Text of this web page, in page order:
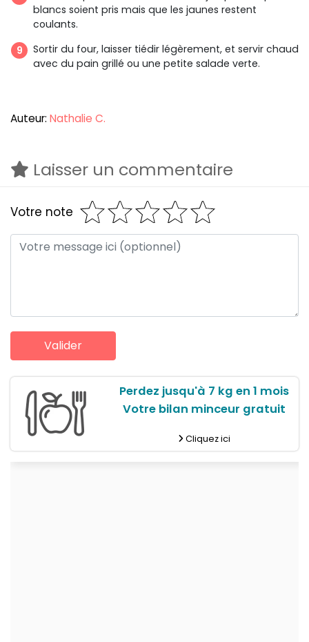
blancs soient pris mais que les jaunes restent
coulants.
Sortir du four, laisser tiédir légèrement, et servir chaud
avec du pain grillé ou une petite salade verte.
Auteur: Nathalie C.
Laisser un commentaire
Votre note
Perdez jusqu'à 7 kg en 1 mois
Votre bilan minceur gratuit
Cliquez ici